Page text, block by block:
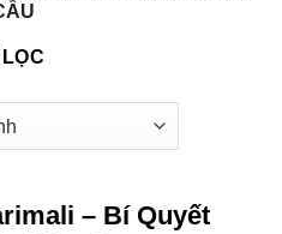
LỌC
– Bí Quyết